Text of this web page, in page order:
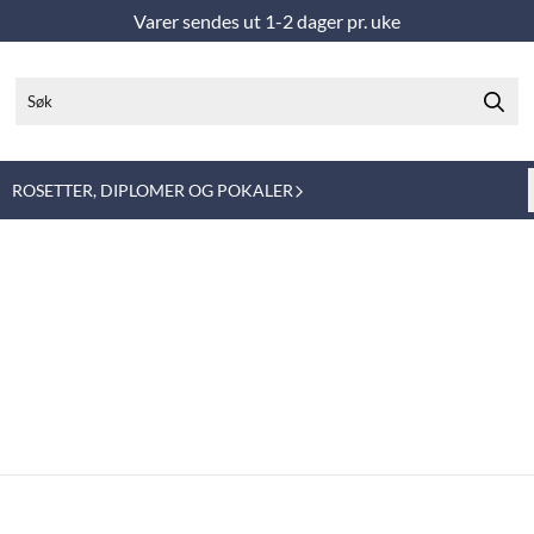
Varer sendes ut 1-2 dager pr. uke
ROSETTER, DIPLOMER OG POKALER